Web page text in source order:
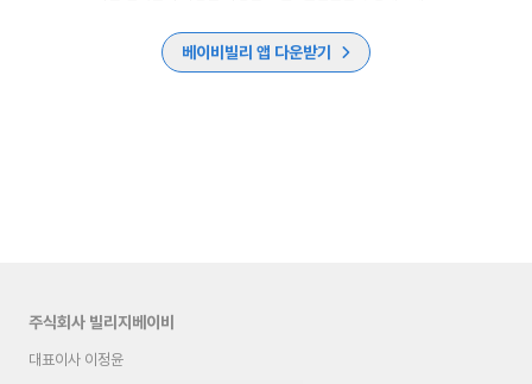
베이비빌리 앱 다운받기
주식회사 빌리지베이비
대표이사 이정윤